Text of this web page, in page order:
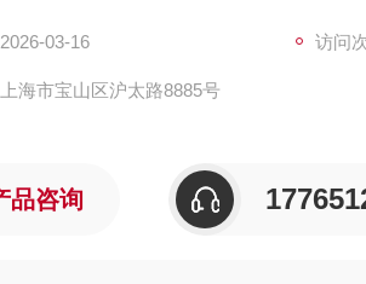
03-16 访问
海市宝山区沪太路8885号
品咨询